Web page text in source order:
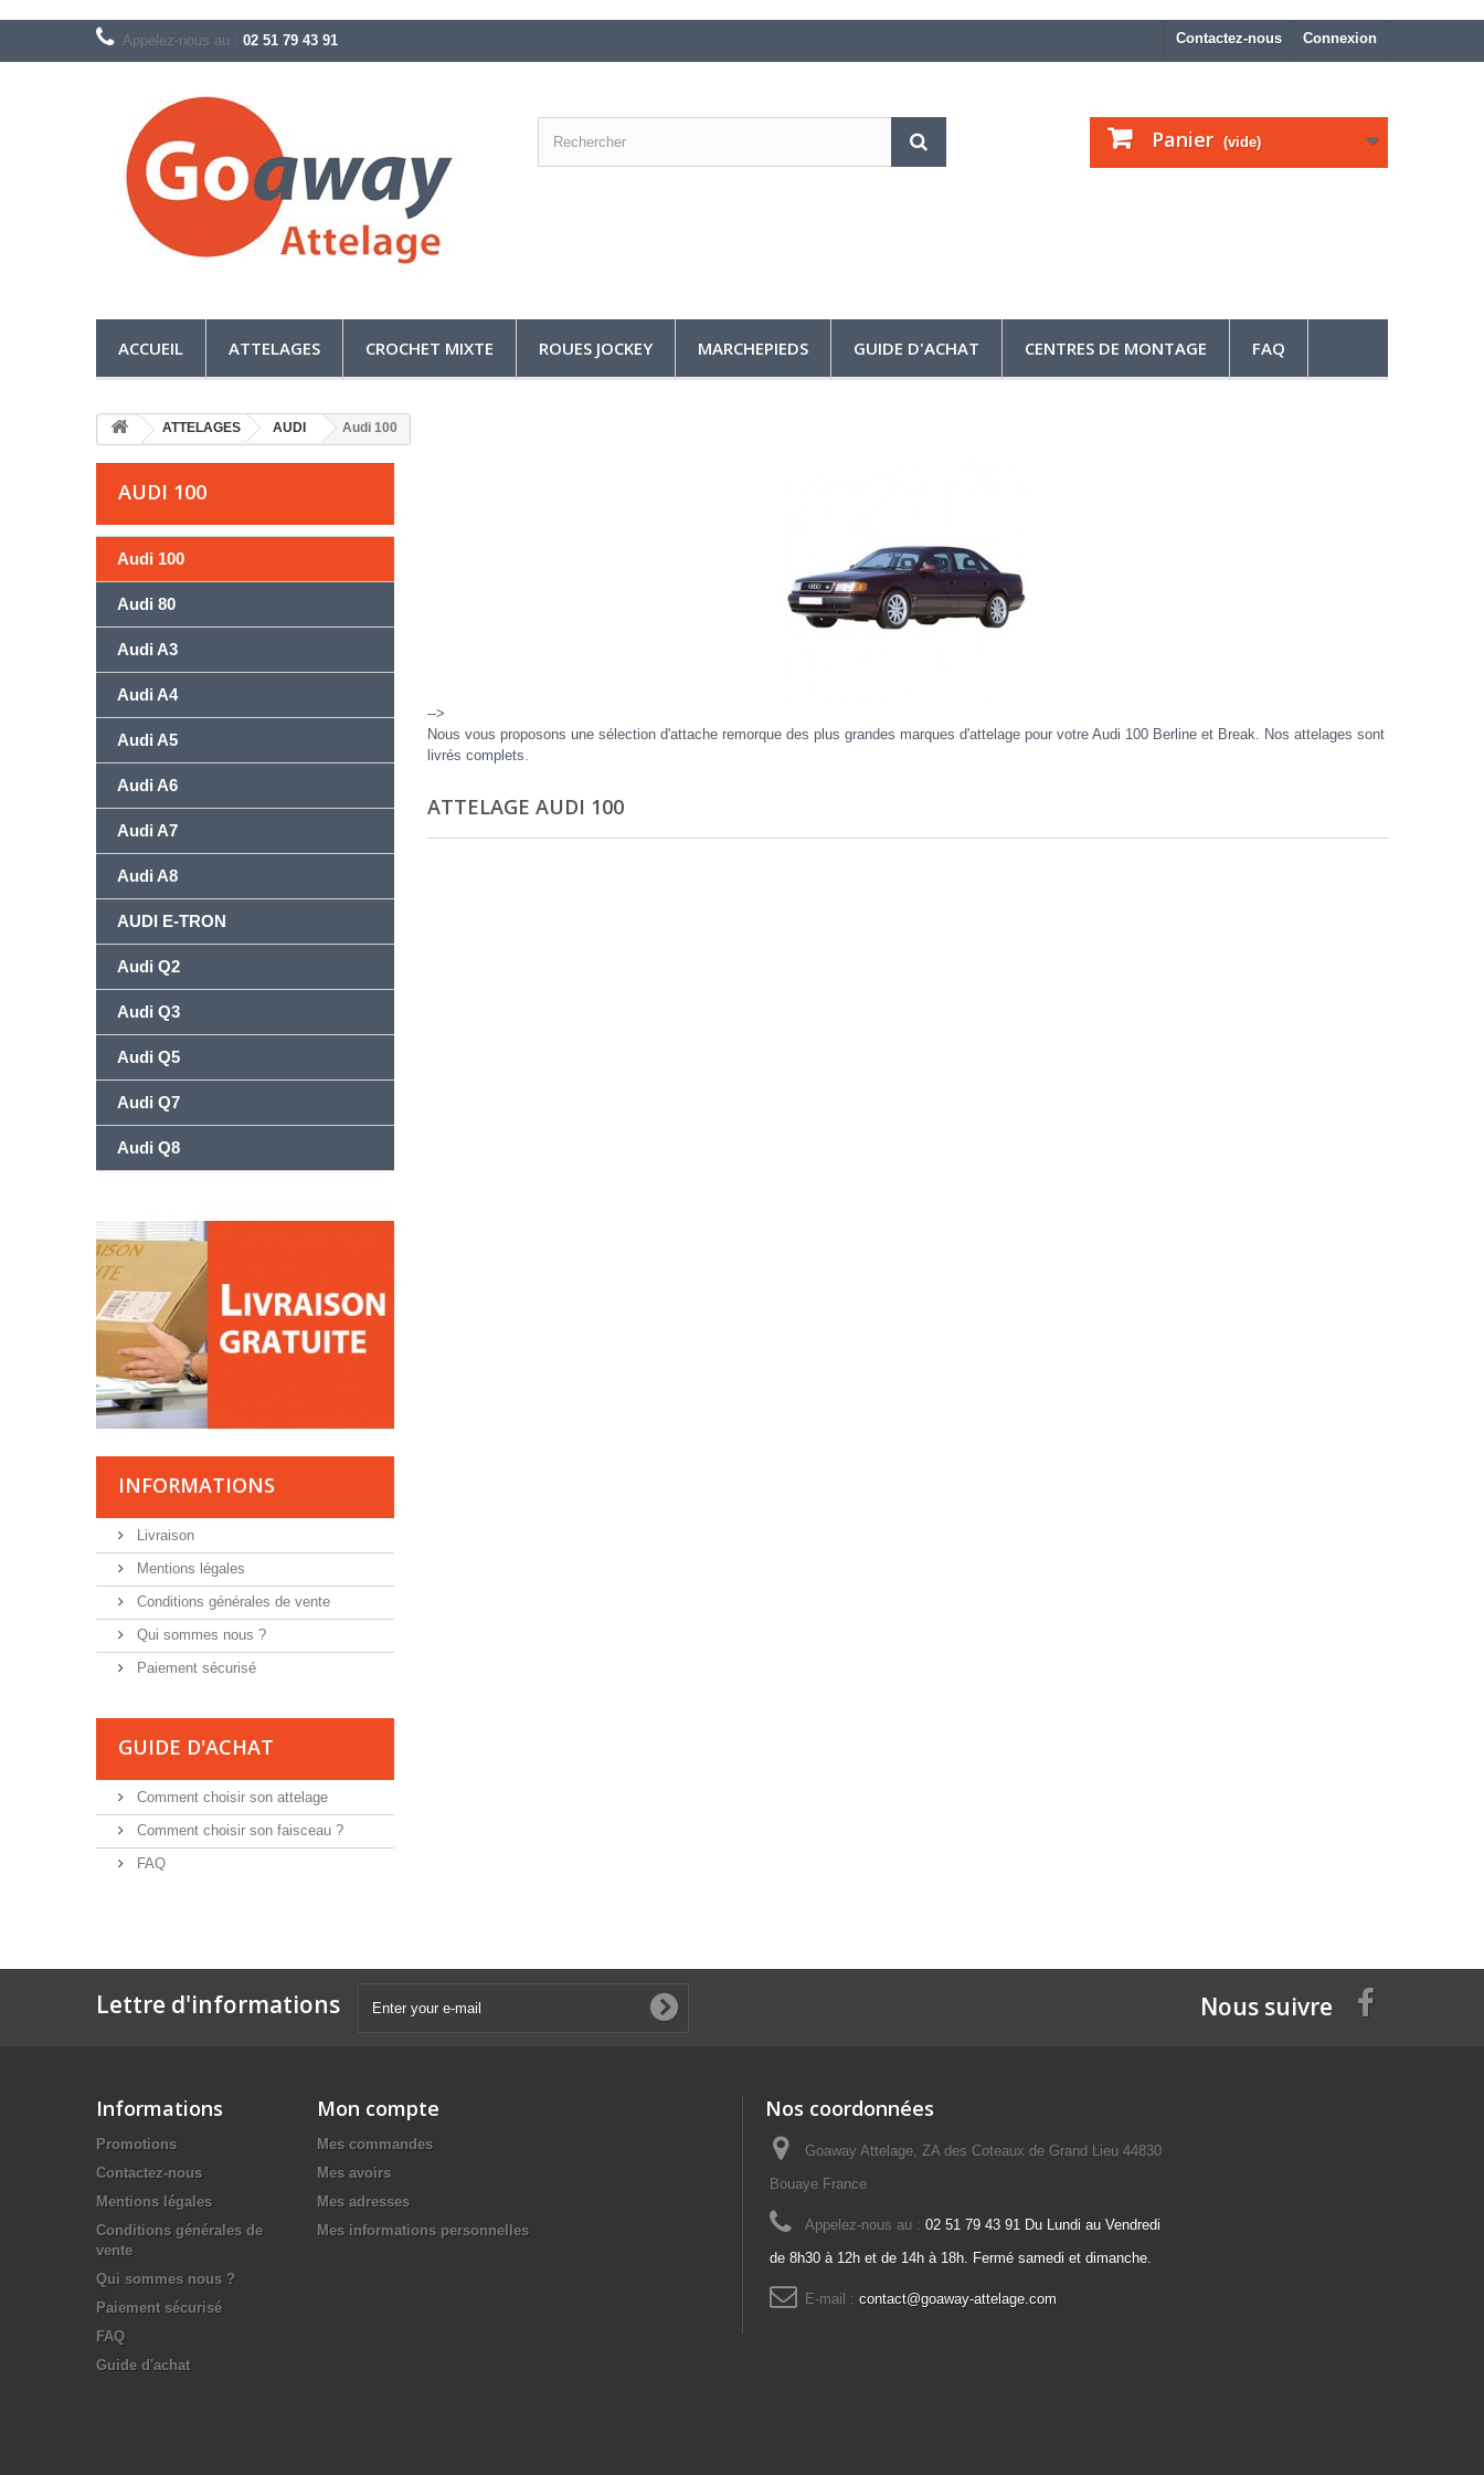
Connexion
Contactez-nous
Appelez-nous au : 02 51 79 43 91
Panier (vide)
ACCUEIL ATTELAGES CROCHET MIXTE ROUES JOCKEY MARCHEPIEDS GUIDE D'ACHAT CENTRES DE MONTAGE FAQ
ATTELAGES AUDI Audi 100
AUDI 100
Audi 100
Audi 80
Audi A3
Audi A4
Audi A5
Audi A6
Audi A7
Audi A8
AUDI E-TRON
Audi Q2
Audi Q3
Audi Q5
Audi Q7
Audi Q8
INFORMATIONS
Livraison
Mentions légales
Conditions générales de vente
Qui sommes nous ?
Paiement sécurisé
GUIDE D'ACHAT
Comment choisir son attelage
Comment choisir son faisceau ?
FAQ
-->
Nous vous proposons une sélection d'attache remorque des plus grandes marques d'attelage pour votre Audi 100 Berline et Break. Nos attelages sont
livrés complets.
ATTELAGE AUDI 100
Lettre d'informations Nous suivre
Informations
Promotions
Contactez-nous
Mentions légales
Conditions générales de
vente
Qui sommes nous ?
Paiement sécurisé
FAQ
Guide d'achat
Mon compte
Mes commandes
Mes avoirs
Mes adresses
Mes informations personnelles
Nos coordonnées
Goaway Attelage, ZA des Coteaux de Grand Lieu 44830
Bouaye France
Appelez-nous au : 02 51 79 43 91 Du Lundi au Vendredi
de 8h30 à 12h et de 14h à 18h. Fermé samedi et dimanche.
E-mail : contact@goaway-attelage.com